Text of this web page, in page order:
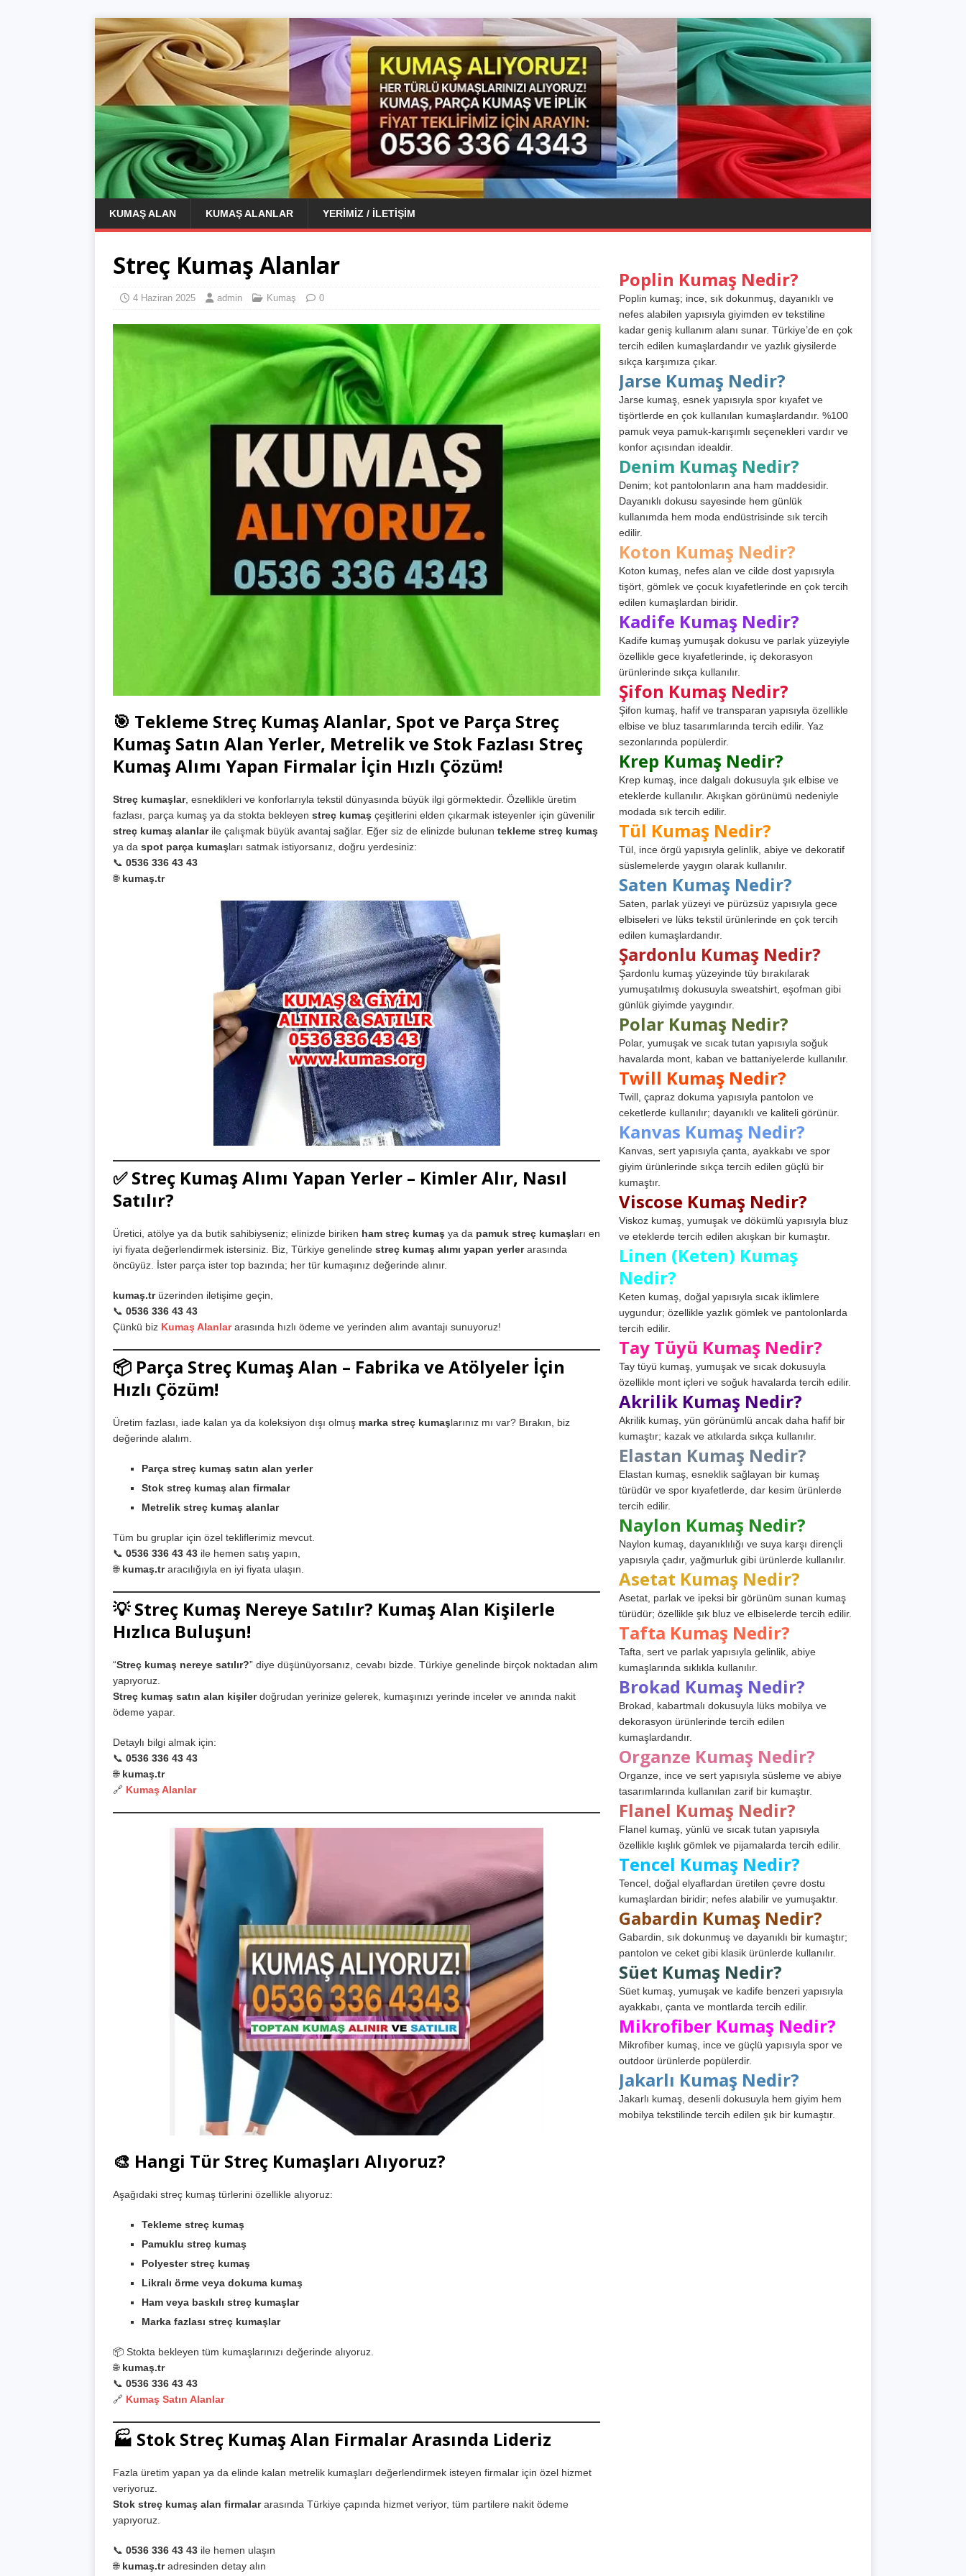
KUMAŞ ALAN KUMAŞ ALANLAR YERIMIZ / İLETIŞIM
Streç Kumaş Alanlar
4 Haziran 2025 admin Kumaş 0
🎯 Tekleme Streç Kumaş Alanlar, Spot ve Parça Streç
Kumaş Satın Alan Yerler, Metrelik ve Stok Fazlası Streç
Kumaş Alımı Yapan Firmalar İçin Hızlı Çözüm!
Streç kumaşlar, esneklikleri ve konforlarıyla tekstil dünyasında büyük ilgi görmektedir. Özellikle üretim
fazlası, parça kumaş ya da stokta bekleyen streç kumaş çeşitlerini elden çıkarmak isteyenler için güvenilir
streç kumaş alanlarile çalışmak büyük avantaj sağlar. Eğer siz de elinizde bulunan tekleme streç kumaş
ya da spot parça kumaşları satmak istiyorsanız, doğru yerdesiniz:
📞 0536 336 43 43
🌐 kumaş.tr
✅ Streç Kumaş Alımı Yapan Yerler – Kimler Alır, Nasıl
Satılır?
Üretici, atölye ya da butik sahibiyseniz; elinizde biriken ham streç kumaş ya da pamuk streç kumaşları en
iyi fiyata değerlendirmek istersiniz. Biz, Türkiye genelinde streç kumaş alımı yapan yerlerarasında
öncüyüz. İster parça ister top bazında; her tür kumaşınız değerinde alınır.
kumaş.trüzerinden iletişime geçin,
📞 0536 336 43 43
Çünkü biz Kumaş Alanlararasında hızlı ödeme ve yerinden alım avantajı sunuyoruz!
📦 Parça Streç Kumaş Alan – Fabrika ve Atölyeler İçin
Hızlı Çözüm!
Üretim fazlası, iade kalan ya da koleksiyon dışı olmuş marka streç kumaşlarınız mı var? Bırakın, biz
değerinde alalım.
Parça streç kumaş satın alan yerler
Stok streç kumaş alan firmalar
Metrelik streç kumaş alanlar
Tüm bu gruplar için özel tekliflerimiz mevcut.
📞 0536 336 43 43 ile hemen satış yapın,
🌐 kumaş.traracılığıyla en iyi fiyata ulaşın.
💡 Streç Kumaş Nereye Satılır? Kumaş Alan Kişilerle
Hızlıca Buluşun!
“Streç kumaş nereye satılır?” diye düşünüyorsanız, cevabı bizde. Türkiye genelinde birçok noktadan alım
yapıyoruz.
Streç kumaş satın alan kişilerdoğrudan yerinize gelerek, kumaşınızı yerinde inceler ve anında nakit
ödeme yapar.
Detaylı bilgi almak için:
📞 0536 336 43 43
🌐 kumaş.tr
🔗 Kumaş Alanlar
🎨 Hangi Tür Streç Kumaşları Alıyoruz?
Aşağıdaki streç kumaş türlerini özellikle alıyoruz:
Tekleme streç kumaş
Pamuklu streç kumaş
Polyester streç kumaş
Likralı örme veya dokuma kumaş
Ham veya baskılı streç kumaşlar
Marka fazlası streç kumaşlar
📦 Stokta bekleyen tüm kumaşlarınızı değerinde alıyoruz.
🌐 kumaş.tr
📞 0536 336 43 43
🔗 Kumaş Satın Alanlar
🏭 Stok Streç Kumaş Alan Firmalar Arasında Lideriz
Fazla üretim yapan ya da elinde kalan metrelik kumaşları değerlendirmek isteyen firmalar için özel hizmet
veriyoruz.
Stok streç kumaş alan firmalararasında Türkiye çapında hizmet veriyor, tüm partilere nakit ödeme
yapıyoruz.
📞 0536 336 43 43 ile hemen ulaşın
🌐 kumaş.tradresinden detay alın
Poplin Kumaş Nedir?
Poplin kumaş; ince, sık dokunmuş, dayanıklı ve
nefes alabilen yapısıyla giyimden ev tekstiline
kadar geniş kullanım alanı sunar. Türkiye’de en çok
tercih edilen kumaşlardandır ve yazlık giysilerde
sıkça karşımıza çıkar.
Jarse Kumaş Nedir?
Jarse kumaş, esnek yapısıyla spor kıyafet ve
tişörtlerde en çok kullanılan kumaşlardandır. %100
pamuk veya pamuk-karışımlı seçenekleri vardır ve
konfor açısından idealdir.
Denim Kumaş Nedir?
Denim; kot pantolonların ana ham maddesidir.
Dayanıklı dokusu sayesinde hem günlük
kullanımda hem moda endüstrisinde sık tercih
edilir.
Koton Kumaş Nedir?
Koton kumaş, nefes alan ve cilde dost yapısıyla
tişört, gömlek ve çocuk kıyafetlerinde en çok tercih
edilen kumaşlardan biridir.
Kadife Kumaş Nedir?
Kadife kumaş yumuşak dokusu ve parlak yüzeyiyle
özellikle gece kıyafetlerinde, iç dekorasyon
ürünlerinde sıkça kullanılır.
Şifon Kumaş Nedir?
Şifon kumaş, hafif ve transparan yapısıyla özellikle
elbise ve bluz tasarımlarında tercih edilir. Yaz
sezonlarında popülerdir.
Krep Kumaş Nedir?
Krep kumaş, ince dalgalı dokusuyla şık elbise ve
eteklerde kullanılır. Akışkan görünümü nedeniyle
modada sık tercih edilir.
Tül Kumaş Nedir?
Tül, ince örgü yapısıyla gelinlik, abiye ve dekoratif
süslemelerde yaygın olarak kullanılır.
Saten Kumaş Nedir?
Saten, parlak yüzeyi ve pürüzsüz yapısıyla gece
elbiseleri ve lüks tekstil ürünlerinde en çok tercih
edilen kumaşlardandır.
Şardonlu Kumaş Nedir?
Şardonlu kumaş yüzeyinde tüy bırakılarak
yumuşatılmış dokusuyla sweatshirt, eşofman gibi
günlük giyimde yaygındır.
Polar Kumaş Nedir?
Polar, yumuşak ve sıcak tutan yapısıyla soğuk
havalarda mont, kaban ve battaniyelerde kullanılır.
Twill Kumaş Nedir?
Twill, çapraz dokuma yapısıyla pantolon ve
ceketlerde kullanılır; dayanıklı ve kaliteli görünür.
Kanvas Kumaş Nedir?
Kanvas, sert yapısıyla çanta, ayakkabı ve spor
giyim ürünlerinde sıkça tercih edilen güçlü bir
kumaştır.
Viscose Kumaş Nedir?
Viskoz kumaş, yumuşak ve dökümlü yapısıyla bluz
ve eteklerde tercih edilen akışkan bir kumaştır.
Linen (Keten) Kumaş
Nedir?
Keten kumaş, doğal yapısıyla sıcak iklimlere
uygundur; özellikle yazlık gömlek ve pantolonlarda
tercih edilir.
Tay Tüyü Kumaş Nedir?
Tay tüyü kumaş, yumuşak ve sıcak dokusuyla
özellikle mont içleri ve soğuk havalarda tercih edilir.
Akrilik Kumaş Nedir?
Akrilik kumaş, yün görünümlü ancak daha hafif bir
kumaştır; kazak ve atkılarda sıkça kullanılır.
Elastan Kumaş Nedir?
Elastan kumaş, esneklik sağlayan bir kumaş
türüdür ve spor kıyafetlerde, dar kesim ürünlerde
tercih edilir.
Naylon Kumaş Nedir?
Naylon kumaş, dayanıklılığı ve suya karşı dirençli
yapısıyla çadır, yağmurluk gibi ürünlerde kullanılır.
Asetat Kumaş Nedir?
Asetat, parlak ve ipeksi bir görünüm sunan kumaş
türüdür; özellikle şık bluz ve elbiselerde tercih edilir.
Tafta Kumaş Nedir?
Tafta, sert ve parlak yapısıyla gelinlik, abiye
kumaşlarında sıklıkla kullanılır.
Brokad Kumaş Nedir?
Brokad, kabartmalı dokusuyla lüks mobilya ve
dekorasyon ürünlerinde tercih edilen
kumaşlardandır.
Organze Kumaş Nedir?
Organze, ince ve sert yapısıyla süsleme ve abiye
tasarımlarında kullanılan zarif bir kumaştır.
Flanel Kumaş Nedir?
Flanel kumaş, yünlü ve sıcak tutan yapısıyla
özellikle kışlık gömlek ve pijamalarda tercih edilir.
Tencel Kumaş Nedir?
Tencel, doğal elyaflardan üretilen çevre dostu
kumaşlardan biridir; nefes alabilir ve yumuşaktır.
Gabardin Kumaş Nedir?
Gabardin, sık dokunmuş ve dayanıklı bir kumaştır;
pantolon ve ceket gibi klasik ürünlerde kullanılır.
Süet Kumaş Nedir?
Süet kumaş, yumuşak ve kadife benzeri yapısıyla
ayakkabı, çanta ve montlarda tercih edilir.
Mikrofiber Kumaş Nedir?
Mikrofiber kumaş, ince ve güçlü yapısıyla spor ve
outdoor ürünlerde popülerdir.
Jakarlı Kumaş Nedir?
Jakarlı kumaş, desenli dokusuyla hem giyim hem
mobilya tekstilinde tercih edilen şık bir kumaştır.